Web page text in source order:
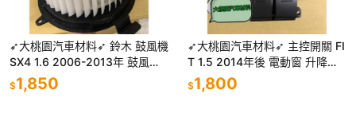
➶大桃園汽車材料➶ 鈴木 鼓風機
SX4 1.6 2006-2013年 鼓風機
馬達 風鼓馬達 總成 日本馬達 台
灣組裝
$1,850
➶大桃園汽車材料➶ 主控開關 FI
T 1.5 2014年後 電動窗 升降機
開關 昇降機 開關 電動 本田 HO
NDA
$1,800